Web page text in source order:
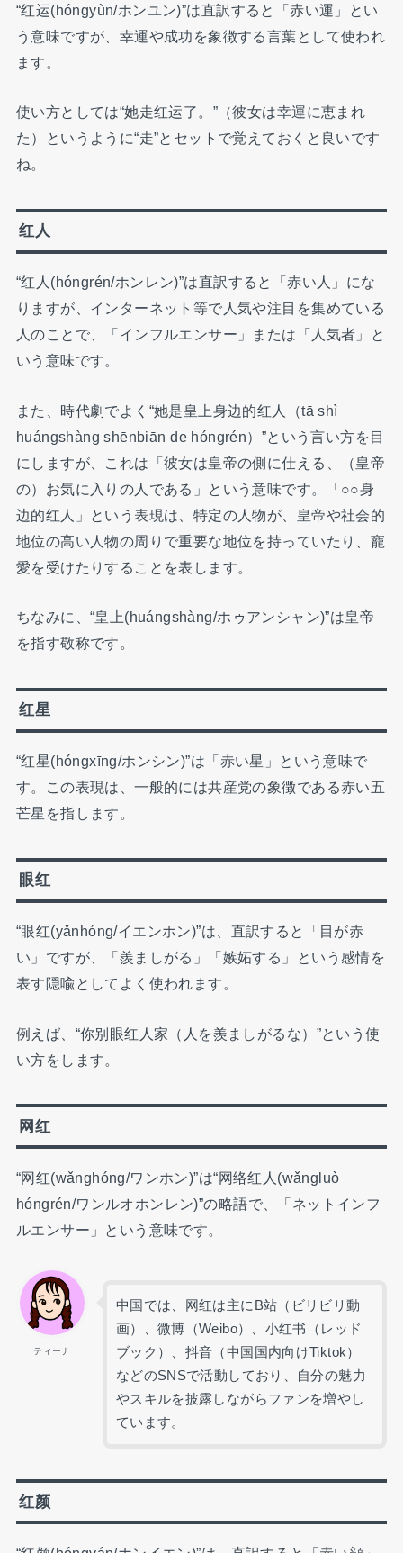
“红运(hóngyùn/ホンユン)”は直訳すると「赤い運」とい
う意味ですが、幸運や成功を象徴する言葉として使われ
ます。
使い方としては“她走红运了。”（彼女は幸運に恵まれ
た）というように“走”とセットで覚えておくと良いです
ね。
红人
“红人(hóngrén/ホンレン)”は直訳すると「赤い人」にな
りますが、インターネット等で人気や注目を集めている
人のことで、「インフルエンサー」または「人気者」と
いう意味です。
また、時代劇でよく“她是皇上身边的红人（tā shì
huángshàng shēnbiān de hóngrén）”という言い方を目
にしますが、これは「彼女は皇帝の側に仕える、（皇帝
の）お気に入りの人である」という意味です。「○○身
边的红人」という表現は、特定の人物が、皇帝や社会的
地位の高い人物の周りで重要な地位を持っていたり、寵
愛を受けたりすることを表します。
ちなみに、“皇上(huángshàng/ホゥアンシャン)”は皇帝
を指す敬称です。
红星
“红星(hóngxīng/ホンシン)”は「赤い星」という意味で
す。この表現は、一般的には共産党の象徴である赤い五
芒星を指します。
眼红
“眼红(yǎnhóng/イエンホン)”は、直訳すると「目が赤
い」ですが、「羨ましがる」「嫉妬する」という感情を
表す隠喩としてよく使われます。
例えば、“你别眼红人家（人を羨ましがるな）”という使
い方をします。
网红
“网红(wǎnghóng/ワンホン)”は“网络红人(wǎnɡluò
hóngrén/ワンルオホンレン)”の略語で、「ネットインフ
ルエンサー」という意味です。
ティーナ
中国では、网红は主にB站（ビリビリ動
画）、微博（Weibo）、小红书（レッド
ブック）、抖音（中国国内向けTiktok）
などのSNSで活動しており、自分の魅力
やスキルを披露しながらファンを増やし
ています。
红颜